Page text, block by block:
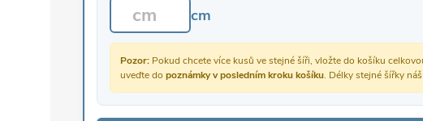
cm
Pozor: Pokud chcete více kusů ve stejné šíři, vložte do košíku
uveďte do poznámky v posledním kroku košíku. Délky stejné šířky